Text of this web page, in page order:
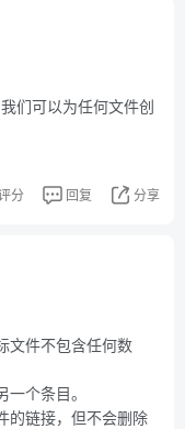
们可以为任何文件创
分 回复 分享
文件不包含任何数
个条目。
的链接，但不会删除